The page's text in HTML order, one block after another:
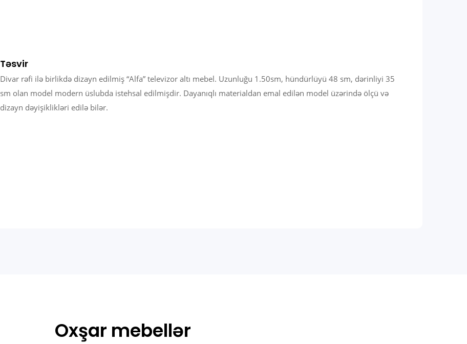
Təsvir
Divar rəfi ilə birlikdə dizayn edilmiş “Alfa” televizor altı mebel. Uzunluğu 1.50sm, hündürlüyü 48 sm, dərinliyi 35
sm olan model modern üslubda istehsal edilmişdir. Dayanıqlı materialdan emal edilən model üzərində ölçü və
dizayn dəyişiklikləri edilə bilər.
Oxşar mebellər